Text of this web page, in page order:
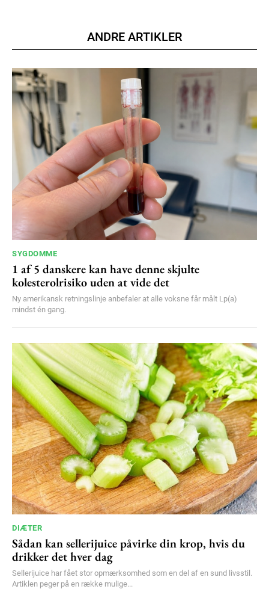
ANDRE ARTIKLER
SYGDOMME
1 af 5 danskere kan have denne skjulte
kolesterolrisiko uden at vide det
Ny amerikansk retningslinje anbefaler at alle voksne får målt Lp(a)
mindst én gang.
DIÆTER
Sådan kan sellerijuice påvirke din krop, hvis du
drikker det hver dag
Sellerijuice har fået stor opmærksomhed som en del af en sund livsstil.
Artiklen peger på en række mulige...